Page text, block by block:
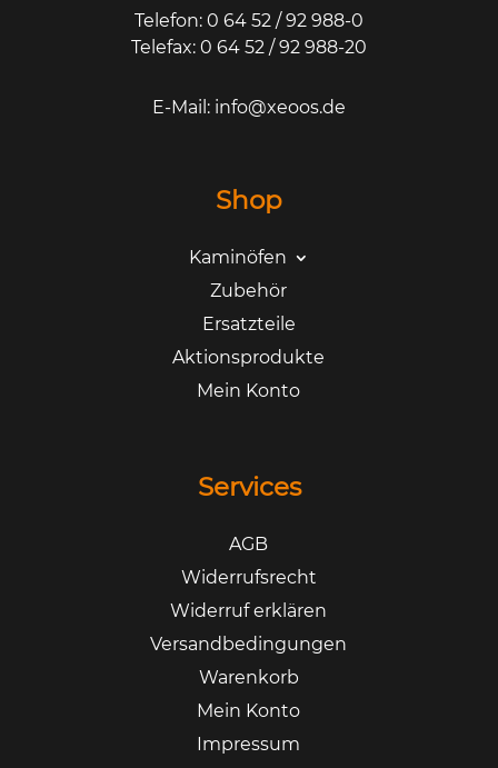
Telefon: 0 64 52 / 92 988-0
Telefax: 0 64 52 / 92 988-20
E-Mail: info@xeoos.de
Shop
Kaminöfen
Zubehör
Ersatzteile
Aktionsprodukte
Mein Konto
Services
AGB
Widerrufsrecht
Widerruf erklären
Versandbedingungen
Warenkorb
Mein Konto
Impressum